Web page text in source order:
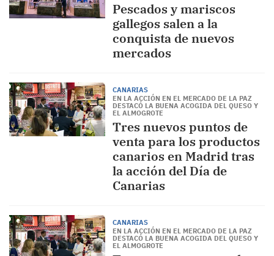
Pescados y mariscos
gallegos salen a la
conquista de nuevos
mercados
CANARIAS
EN LA ACCIÓN EN EL MERCADO DE LA PAZ
DESTACÓ LA BUENA ACOGIDA DEL QUESO Y
EL ALMOGROTE
Tres nuevos puntos de
venta para los productos
canarios en Madrid tras
la acción del Día de
Canarias
CANARIAS
EN LA ACCIÓN EN EL MERCADO DE LA PAZ
DESTACÓ LA BUENA ACOGIDA DEL QUESO Y
EL ALMOGROTE